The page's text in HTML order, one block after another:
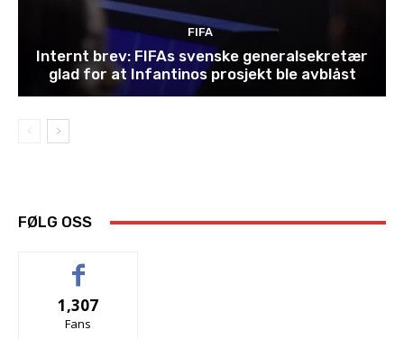
FIFA
Internt brev: FIFAs svenske generalsekretær
glad for at Infantinos prosjekt ble avblåst
FØLG OSS
1,307
Fans